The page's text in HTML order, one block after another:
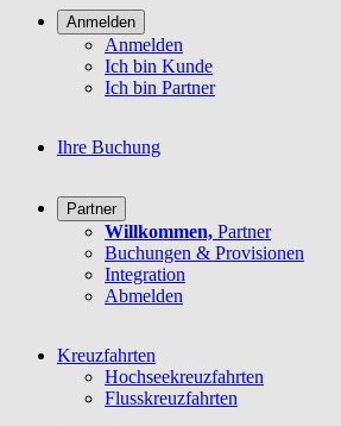
Anmelden
Anmelden
Ich bin Kunde
Ich bin Partner
Ihre Buchung
Partner
Willkommen, Partner
Buchungen & Provisionen
Integration
Abmelden
Kreuzfahrten
Hochseekreuzfahrten
Flusskreuzfahrten